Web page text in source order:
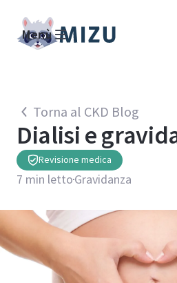
Menù
Torna al CKD Blog
Dialisi e
Revisione medica
7 min lettoGravidanza